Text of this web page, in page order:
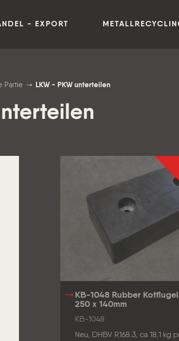
- EXPORT
Partie LKW - PKW unterteilen
KB-1048 Rubber
250 x 140mm
KB-1048
Neu, DHBV R168.3, ca 18,1 kg